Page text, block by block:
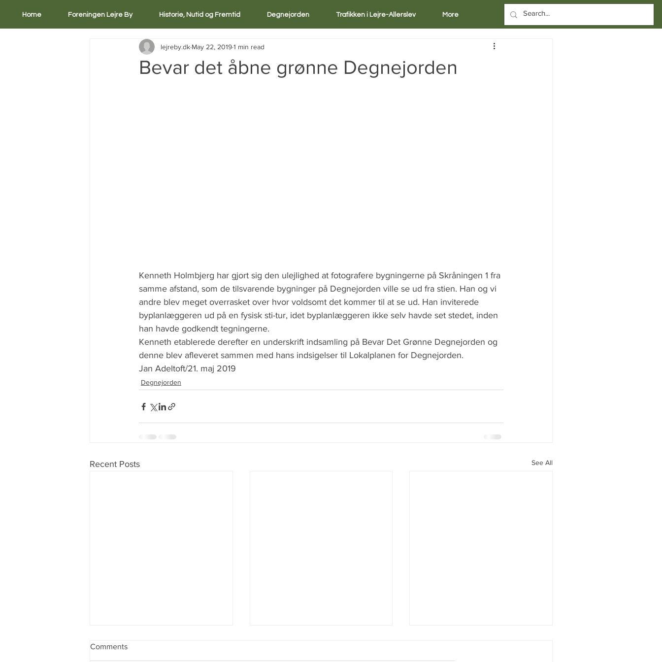
Home Foreningen Lejre By Historie, Nutid og Fremtid Degnejorden Trafikken i Lejre-Allerslev More
Bevar det åbne grønne Degnejorden
lejreby.dk May 22, 20191 min read
Kenneth Holmbjerg har gjort sig den ulejlighed at fotografere bygningerne på Skråningen 1 fra
samme afstand, som de tilsvarende bygninger på Degnejorden ville se ud fra stien. Han og vi
andre blev meget overrasket over hvor voldsomt det kommer til at se ud. Han inviterede
byplanlæggeren ud på en fysisk sti-tur, idet byplanlæggeren ikke selv havde set stedet, inden
han havde godkendt tegningerne.
Kenneth etablerede derefter en underskrift indsamling på Bevar Det Grønne Degnejorden og
denne blev afleveret sammen med hans indsigelser til Lokalplanen for Degnejorden.
Jan Adeltoft/21. maj 2019
Degnejorden
Recent Posts See All
Comments